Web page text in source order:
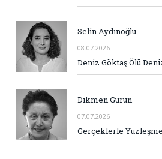
Selin Aydınoğlu
08.07.2026
Deniz Göktaş Ölü
Dikmen Gürün
07.07.2026
Gerçeklerle